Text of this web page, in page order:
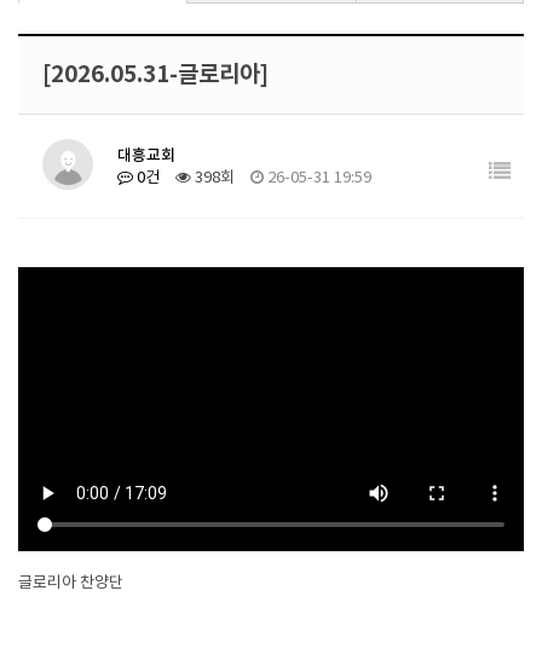
[2026.05.31-글로리아]
대흥교회
0건 398회 26-05-31 19:59
글로리아 찬양단